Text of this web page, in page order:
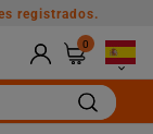
registrados.
0
